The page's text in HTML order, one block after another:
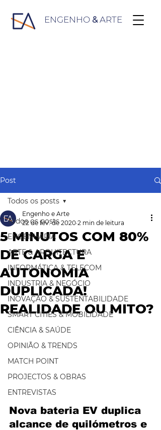
ENGENHO &ARTE
Post
Todos os posts
ENGENHARIA
ARTE & ARQUITECTURA
INFORMÁTICA & TELECOM
INDUSTRIA & NEGÓCIO
INOVAÇÃO & SUSTENTABILIDADE
SMART CITIES & MOBILIDADE
CIÊNCIA & SAÚDE
OPINIÃO & TRENDS
MATCH POINT
PROJECTOS & OBRAS
ENTREVISTAS
Todos os posts
5 MINUTOS COM 80%
DE CARGA E
AUTONOMIA
DUPLICADA!
REALIDADE OU MITO?
Engenho e Arte
22 de fev. de 2020 2 min de leitura
Nova bateria EV duplica
alcance de quilómetros e